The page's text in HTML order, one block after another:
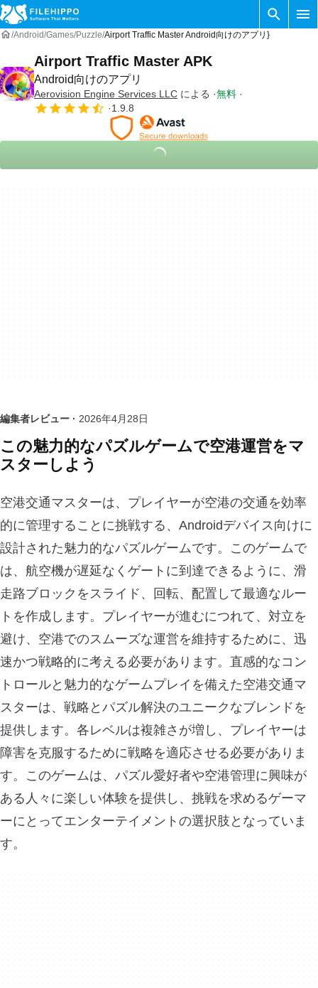
Android Games Puzzle Airport Traffic Master Android向けのアプリ}
Airport Traffic Master APK
Android向けのアプリ
Aerovision Engine Services LLC による
無料
1.9.8
編集者レビュー · 2026年4月28日
この魅力的なパズルゲームで空港運営をマ
スターしよう
空港交通マスターは、プレイヤーが空港の交通を効率
的に管理することに挑戦する、Androidデバイス向けに
設計された魅力的なパズルゲームです。このゲームで
は、航空機が遅延なくゲートに到達できるように、滑
走路ブロックをスライド、回転、配置して最適なルー
トを作成します。プレイヤーが進むにつれて、対立を
避け、空港でのスムーズな運営を維持するために、迅
速かつ戦略的に考える必要があります。直感的なコン
トロールと魅力的なゲームプレイを備えた空港交通マ
スターは、戦略とパズル解決のユニークなブレンドを
提供します。各レベルは複雑さが増し、プレイヤーは
障害を克服するために戦略を適応させる必要がありま
す。このゲームは、パズル愛好者や空港管理に興味が
ある人々に楽しい体験を提供し、挑戦を求めるゲーマ
ーにとってエンターテイメントの選択肢となっていま
す。